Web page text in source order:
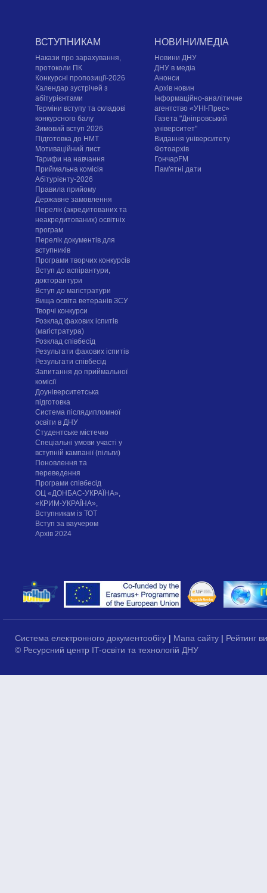
ВСТУПНИКАМ
Накази про зарахування,
протоколи ПК
Конкурсні пропозиції-2026
Календар зустрічей з
абітурієнтами
Терміни вступу та складові
конкурсного балу
Зимовий вступ 2026
Підготовка до НМТ
Мотиваційний лист
Тарифи на навчання
Приймальна комісія
Абітурієнту-2026
Правила прийому
Державне замовлення
Перелік (акредитованих та
неакредитованих) освітніх
програм
Перелік документів для
вступників
Програми творчих конкурсiв
Вступ до аспірантури,
докторантури
Вступ до магістратури
Вища освіта ветеранів ЗСУ
Творчі конкурси
Розклад фахових іспитів
(магістратура)
Розклад співбесід
Результати фахових іспитів
Результати співбесід
Запитання до приймальної
комісії
Доуніверситетська
підготовка
Система післядипломної
освіти в ДНУ
Cтудентське містечко
Спеціальні умови участі у
вступній кампанії (пільги)
Поновлення та
переведення
Програми співбесід
ОЦ «ДОНБАС-УКРАЇНА»,
«КРИМ-УКРАЇНА»,
Вступникам із ТОТ
Вступ за ваучером
Архів 2024
НОВИНИ/МЕДІА
Новини ДНУ
ДНУ в медіа
Анонси
Архів новин
Інформаційно-аналітичне
агентство «УНІ-Прес»
Газета "Дніпровський
університет"
Видання університету
Фотоархів
ГончарFM
Пам'ятні дати
Система електронного документообігу | Мапа сайту | Рейтинг
© Ресурсний центр IT-освіти та технологій ДНУ